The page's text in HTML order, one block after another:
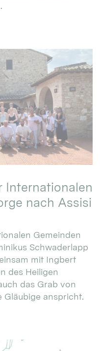
Internationalen
nach Assisi
Gemeinden
Schwaderlapp
mit Ingbert
des Heiligen
das Grab von
Gläubige anspricht.